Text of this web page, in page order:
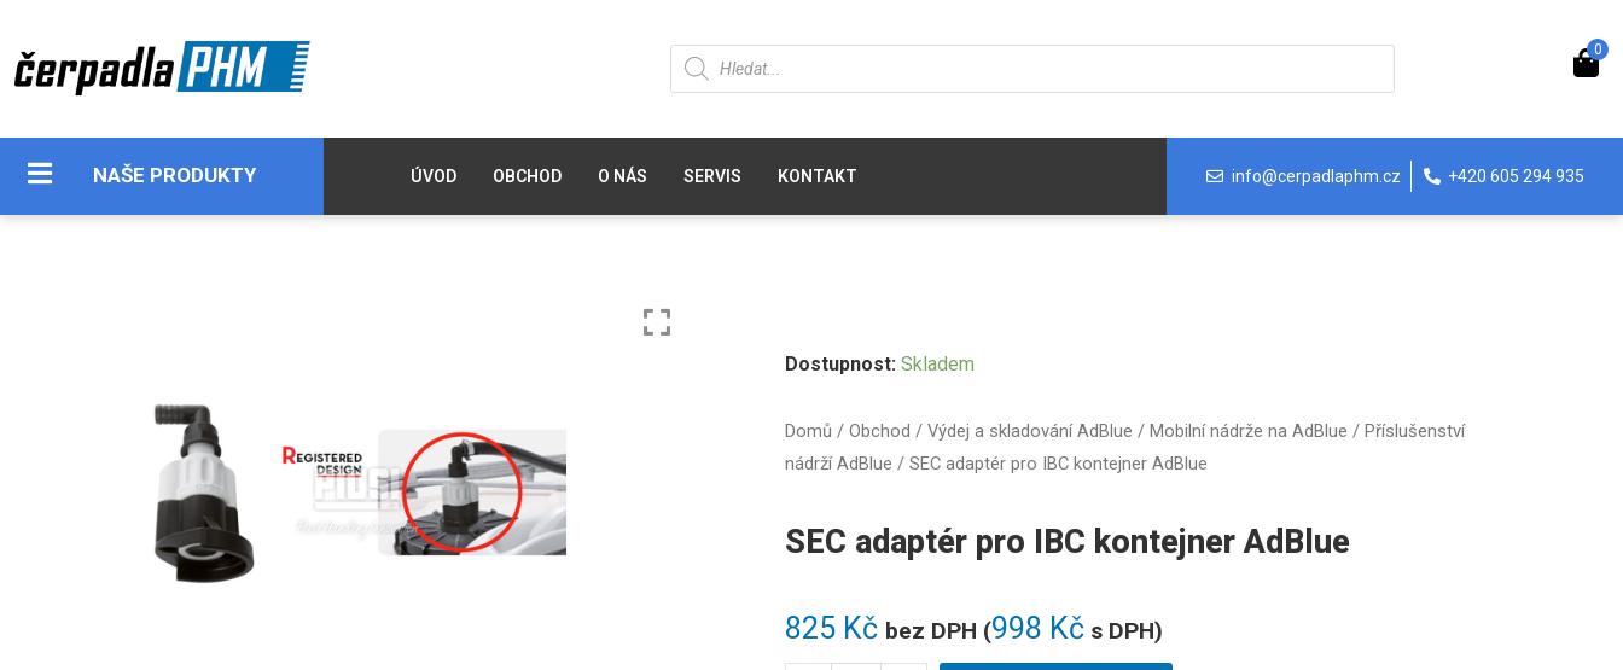
0
NAŠE PRODUKTY ÚVOD OBCHOD O NÁS SERVIS KONTAKT info@cerpadlaphm.cz +420 605 294 935
Domů / Obchod / Výdej a skladování AdBlue / Mobilní nádrže na AdBlue / Příslušenství
nádrží AdBlue / SEC adaptér pro IBC kontejner AdBlue
SEC adaptér pro IBC kontejner AdBlue
825 Kč bez DPH (998 Kčs DPH)
Dostupnost: Skladem